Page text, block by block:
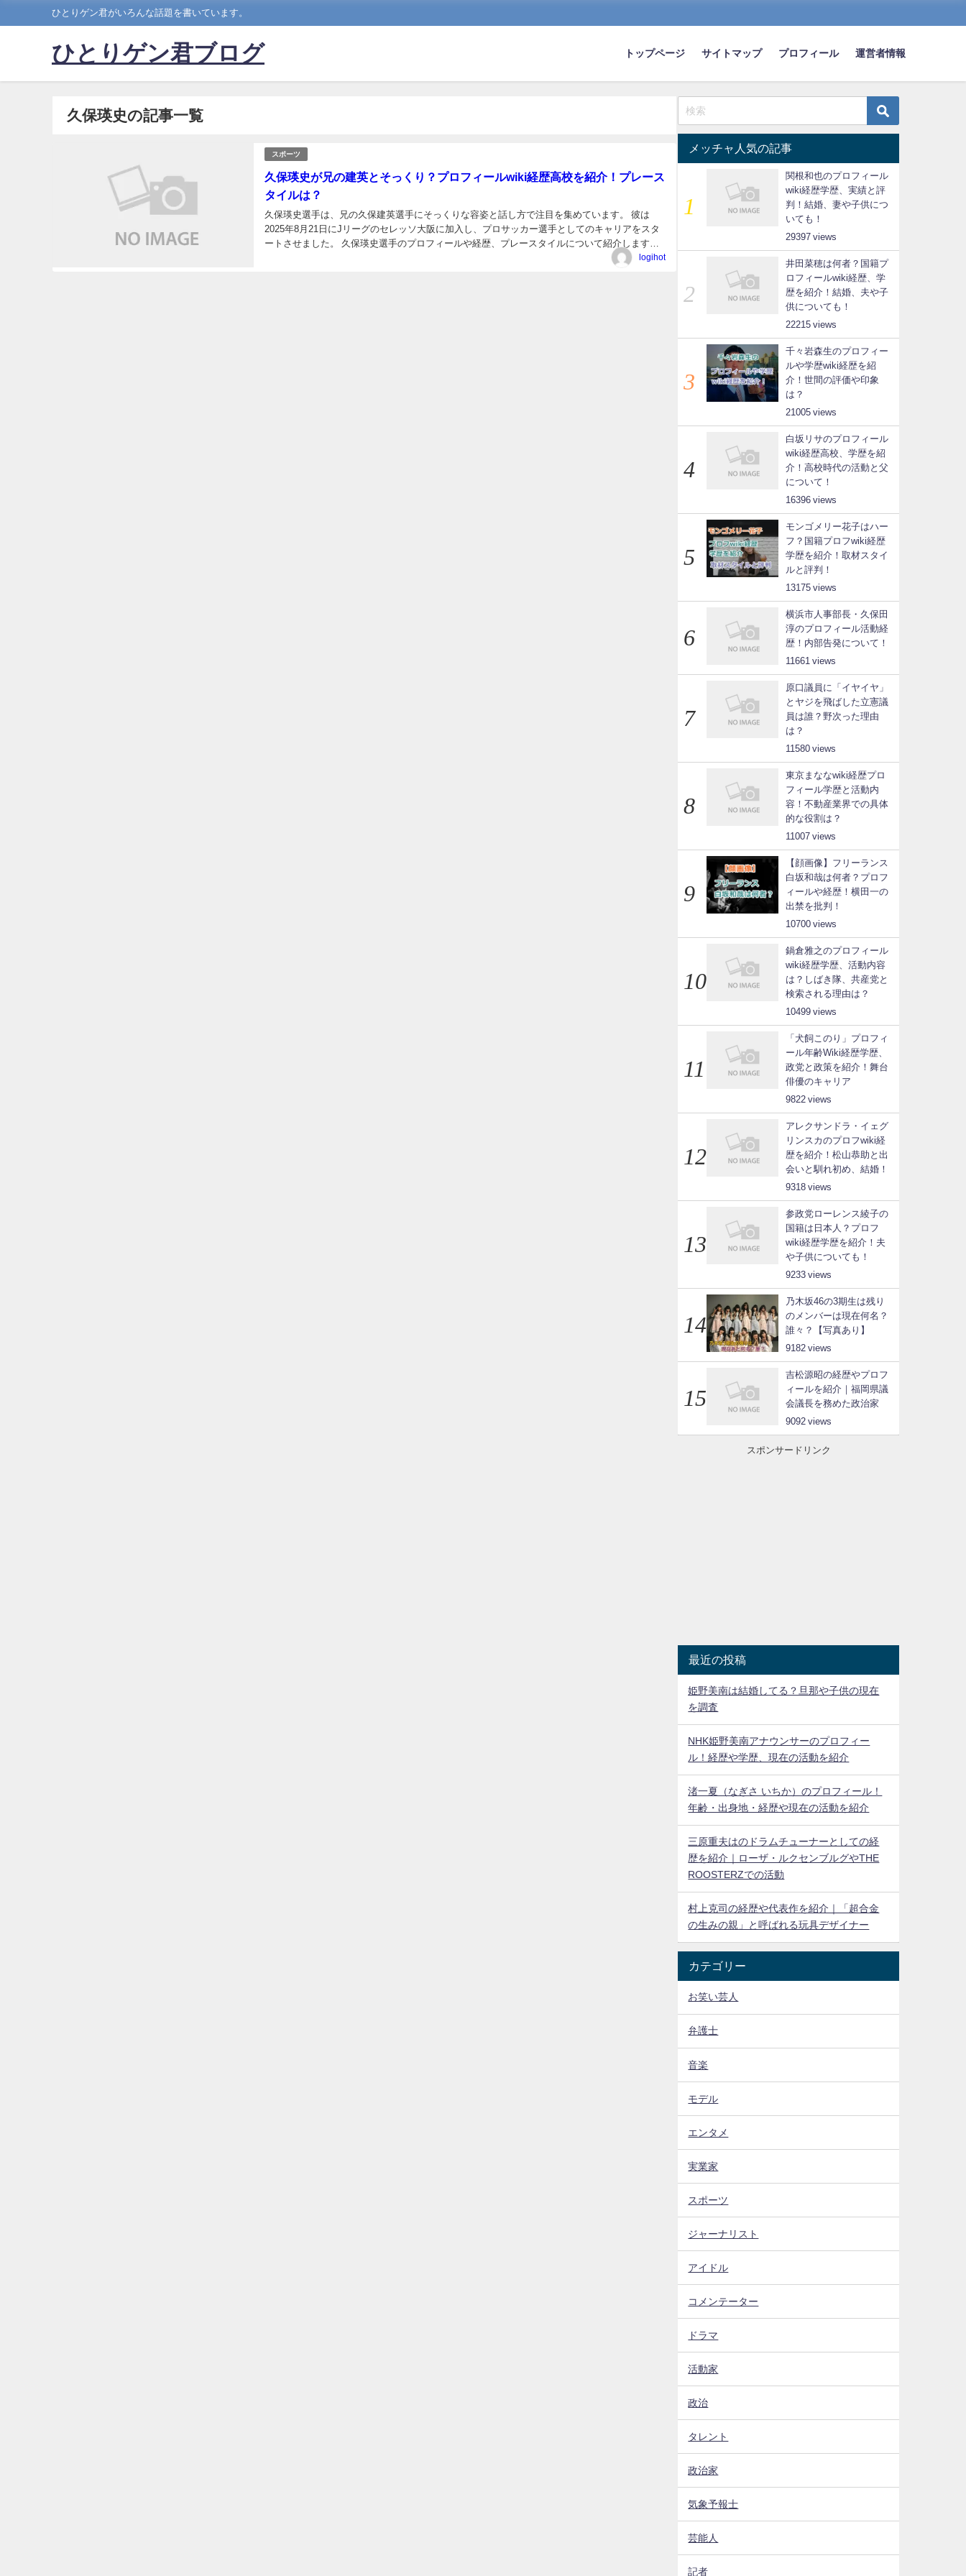
ひとりゲン君がいろんな話題を書いています。
ひとりゲン君ブログ トップページ サイトマップ プロフィール 運営者情報
久保瑛史の記事一覧
スポーツ
久保瑛史が兄の建英とそっくり？プロフィールwiki経歴高校を紹介！プレース
タイルは？
久保瑛史選手は、兄の久保建英選手にそっくりな容姿と話し方で注目を集めています。 彼は
2025年8月21日にJリーグのセレッソ大阪に加入し、プロサッカー選手としてのキャリアをスタ
ートさせました。 久保瑛史選手のプロフィールや経歴、プレースタイルについて紹介します。
logihot
メッチャ人気の記事
関根和也のプロフィール
wiki経歴学歴、実績と評
判！結婚、妻や子供につ
いても！
29397
井田菜穂は何者？国籍プ
ロフィールwiki経歴、学
歴を紹介！結婚、夫や子
供についても！
22215
千々岩森生のプロフィー
ルや学歴wiki経歴を紹
介！世間の評価や印象
は？
21005
白坂リサのプロフィール
wiki経歴高校、学歴を紹
介！高校時代の活動と父
について！
16396
モンゴメリー花子はハー
フ？国籍プロフwiki経歴
学歴を紹介！取材スタイ
ルと評判！
13175
横浜市人事部長・久保田
淳のプロフィール活動経
歴！内部告発について！
11661
原口議員に「イヤイヤ」
とヤジを飛ばした立憲議
員は誰？野次った理由
は？
11580
東京まななwiki経歴プロ
フィール学歴と活動内
容！不動産業界での具体
的な役割は？
11007
【顔画像】フリーランス
白坂和哉は何者？プロフ
ィールや経歴！横田一の
出禁を批判！
10700
鍋倉雅之のプロフィール
wiki経歴学歴、活動内容
は？しばき隊、共産党と
検索される理由は？
10499
「犬飼このり」プロフィ
ール年齢Wiki経歴学歴、
政党と政策を紹介！舞台
俳優のキャリア
9822
アレクサンドラ・イェグ
リンスカのプロフwiki経
歴を紹介！松山恭助と出
会いと馴れ初め、結婚！
9318
参政党ローレンス綾子の
国籍は日本人？プロフ
wiki経歴学歴を紹介！夫
や子供についても！
9233
乃木坂46の3期生は残り
のメンバーは現在何名？
誰々？【写真あり】
9182
吉松源昭の経歴やプロフ
ィールを紹介｜福岡県議
会議長を務めた政治家
9092
スポンサードリンク
最近の投稿
姫野美南は結婚してる？旦那や子供の現在
を調査
NHK姫野美南アナウンサーのプロフィー
ル！経歴や学歴、現在の活動を紹介
渚一夏（なぎさ いちか）のプロフィール！
年齢・出身地・経歴や現在の活動を紹介
三原重夫はのドラムチューナーとしての経
歴を紹介｜ローザ・ルクセンブルグやTHE
ROOSTERZでの活動
村上克司の経歴や代表作を紹介｜「超合金
の生みの親」と呼ばれる玩具デザイナー
カテゴリー
お笑い芸人
弁護士
音楽
モデル
エンタメ
実業家
スポーツ
ジャーナリスト
アイドル
コメンテーター
ドラマ
活動家
政治
タレント
政治家
気象予報士
芸能人
記者